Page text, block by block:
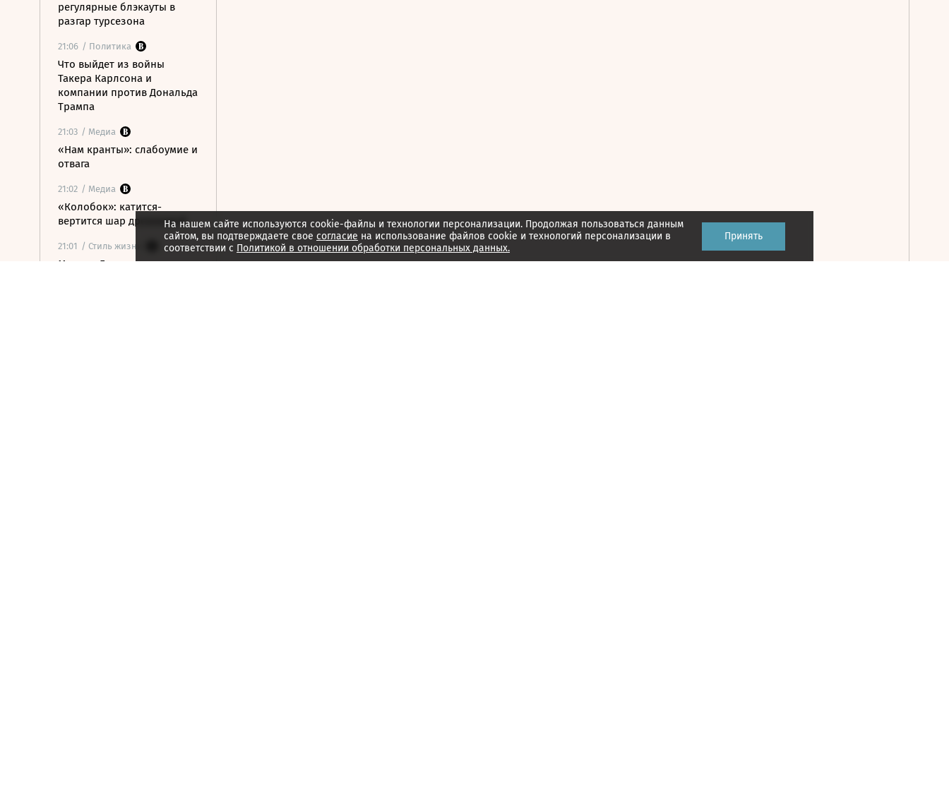
регулярные блэкауты в
разгар турсезона
21:06 / Политика
Что выйдет из войны
Такера Карлсона и
компании против Дональда
Трампа
21:03 / Медиа
«Нам кранты»: слабоумие и
отвага
21:02 / Медиа
«Колобок»: катится-
вертится шар дрожжевой
21:01 / Стиль жизни
Марина Брусникина:
На нашем сайте используются cookie-файлы и технологии персонализации. Продолжая пользоваться данным
сайтом, вы подтверждаете свое согласие на использование файлов cookie и технологий персонализации в
соответствии с Политикой в отношении обработки персональных данных.
Принять